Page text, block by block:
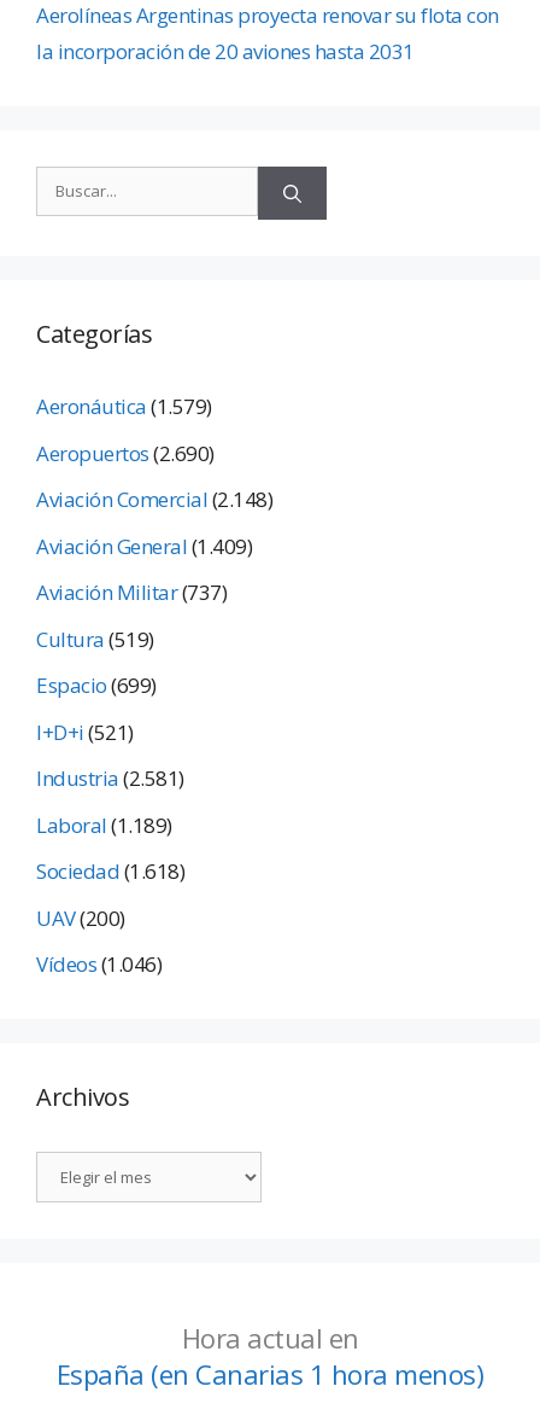
Aerolíneas Argentinas proyecta renovar su flota con
la incorporación de 20 aviones hasta 2031
Categorías
Aeronáutica(1.579)
Aeropuertos(2.690)
Aviación Comercial(2.148)
Aviación General(1.409)
Aviación Militar(737)
Cultura(519)
Espacio(699)
I+D+i(521)
Industria(2.581)
Laboral(1.189)
Sociedad(1.618)
UAV(200)
Vídeos(1.046)
Archivos
Hora actual en
España (en Canarias 1 hora menos)